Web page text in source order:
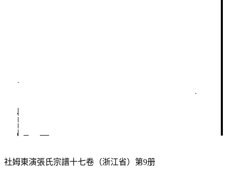
社姆東演張氏宗譜十七卷（浙江省）第9册